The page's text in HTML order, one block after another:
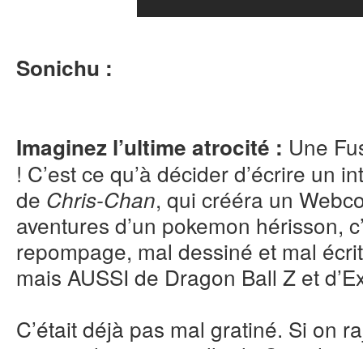
Sonichu :
Imaginez l’ultime atrocité : Une
! C’est ce qu’à décider d’écrire un
de Chris-Chan, qui crééra un
aventures d’un pokemon hérisson,
repompage, mal dessiné et mal
mais AUSSI de Dragon Ball Z et
C’était déjà pas mal gratiné. Si on